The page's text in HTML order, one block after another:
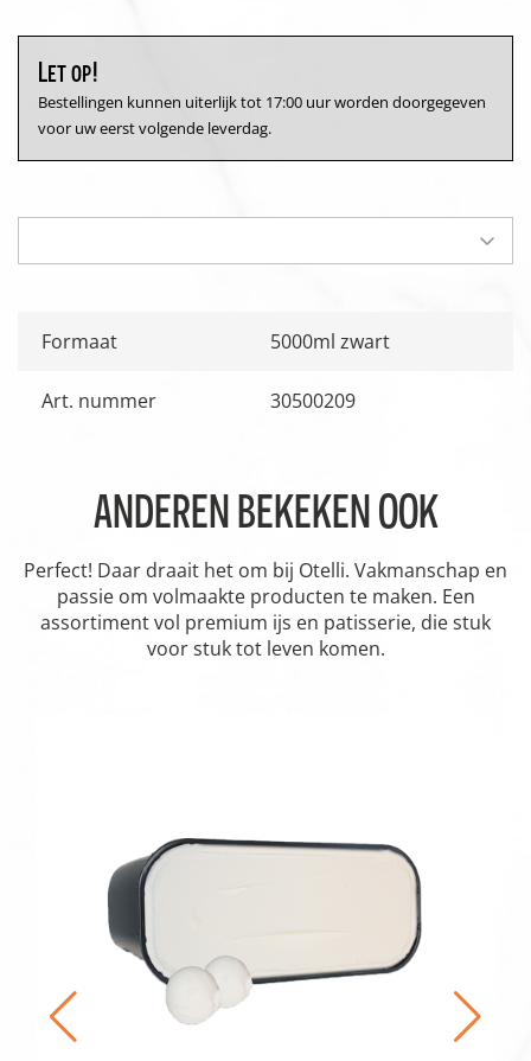
Let op!
Bestellingen kunnen uiterlijk tot 17:00 uur worden doorgegeven
voor uw eerst volgende leverdag.
Formaat 5000ml zwart
Art. nummer 30500209
ANDEREN BEKEKEN OOK
Perfect! Daar draait het om bij Otelli. Vakmanschap en
passie om volmaakte producten te maken. Een
assortiment vol premium ijs en patisserie, die stuk
voor stuk tot leven komen.